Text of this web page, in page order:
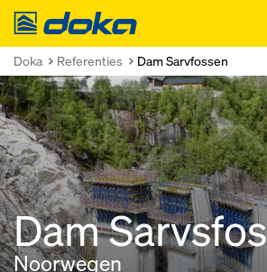
Doka
Doka Referenties Dam Sarvfossen
Dam
Noorwegen